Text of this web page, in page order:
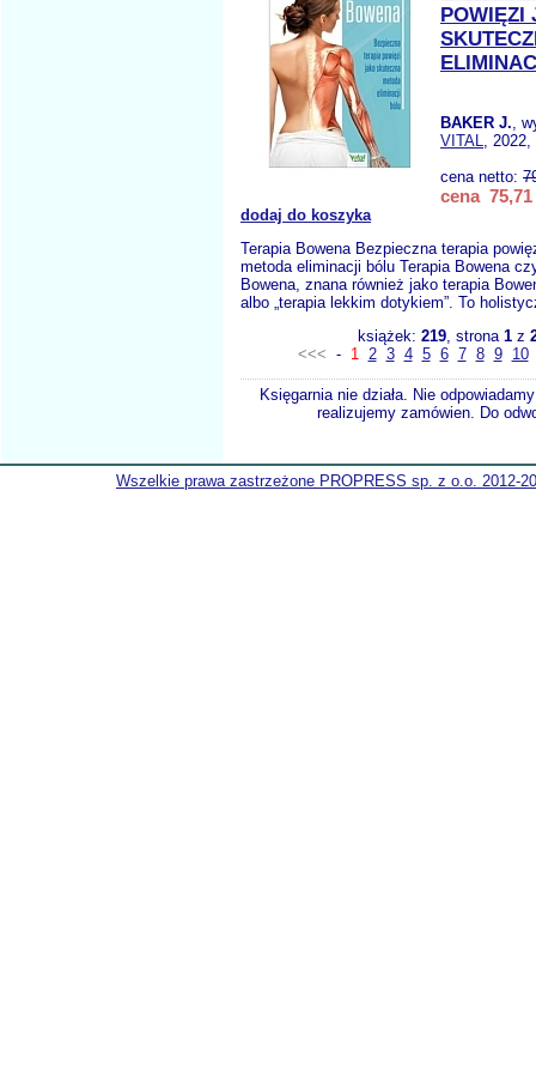
POWIĘZI
BAKER J.,
VITAL, 2022,
cena netto:
cena 75,71
dodaj do koszyka
Terapia Bowena Bezpieczna terapia
metoda eliminacji bólu Terapia Bowena
Bowena, znana również jako terapia
albo „terapia lekkim dotykiem”. To
książek: 219, strona 1z
<<< - 1 2 3 4 5 6 7 8 9 10
Księgarnia nie działa. Nie
realizujemy zamówien. Do
Wszelkie prawa zastrzeżone PROPRESS sp. z o.o. 2012-